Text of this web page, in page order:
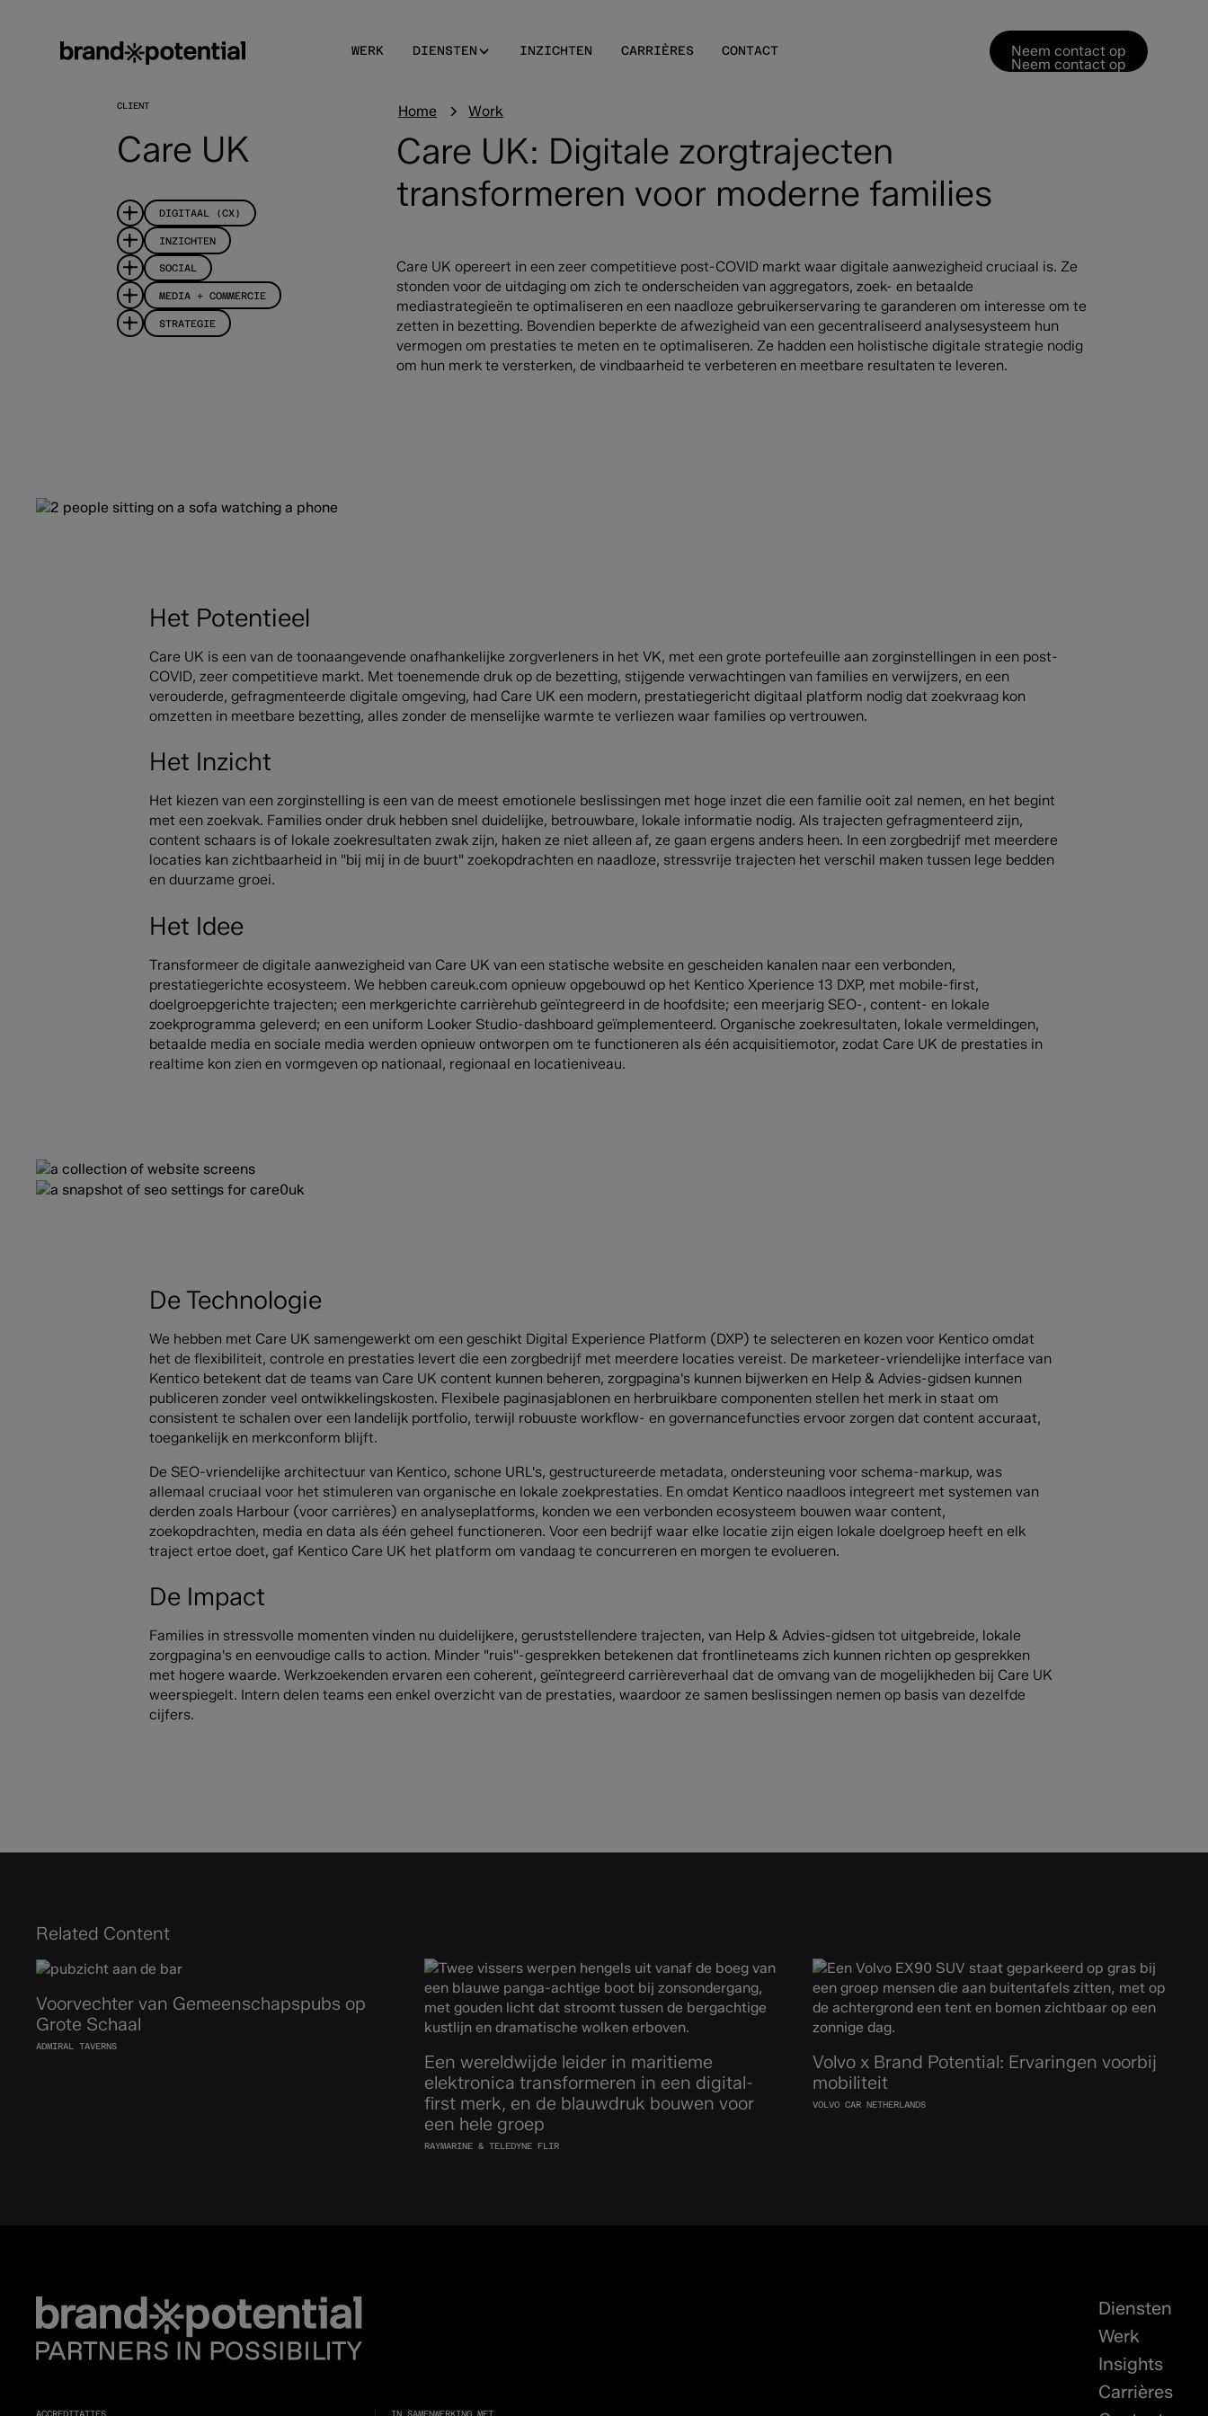
WERK DIENSTEN INZICHTEN CARRIÈRES CONTACT Neem contact op
Neem contact op
CLIENT
Care UK
DIGITAAL (CX)
INZICHTEN
SOCIAL
MEDIA + COMMERCIE
STRATEGIE
Home Work
Care UK: Digitale zorgtrajecten
transformeren voor moderne families
Care UK opereert in een zeer competitieve post-COVID markt waar digitale aanwezigheid cruciaal is. Ze
stonden voor de uitdaging om zich te onderscheiden van aggregators, zoek- en betaalde
mediastrategieën te optimaliseren en een naadloze gebruikerservaring te garanderen om interesse om te
zetten in bezetting. Bovendien beperkte de afwezigheid van een gecentraliseerd analysesysteem hun
vermogen om prestaties te meten en te optimaliseren. Ze hadden een holistische digitale strategie nodig
om hun merk te versterken, de vindbaarheid te verbeteren en meetbare resultaten te leveren.
Het Potentieel
Care UK is een van de toonaangevende onafhankelijke zorgverleners in het VK, met een grote portefeuille aan zorginstellingen in een post-
COVID, zeer competitieve markt. Met toenemende druk op de bezetting, stijgende verwachtingen van families en verwijzers, en een
verouderde, gefragmenteerde digitale omgeving, had Care UK een modern, prestatiegericht digitaal platform nodig dat zoekvraag kon
omzetten in meetbare bezetting, alles zonder de menselijke warmte te verliezen waar families op vertrouwen.
Het Inzicht
Het kiezen van een zorginstelling is een van de meest emotionele beslissingen met hoge inzet die een familie ooit zal nemen, en het begint
met een zoekvak. Families onder druk hebben snel duidelijke, betrouwbare, lokale informatie nodig. Als trajecten gefragmenteerd zijn,
content schaars is of lokale zoekresultaten zwak zijn, haken ze niet alleen af, ze gaan ergens anders heen. In een zorgbedrijf met meerdere
locaties kan zichtbaarheid in "bij mij in de buurt" zoekopdrachten en naadloze, stressvrije trajecten het verschil maken tussen lege bedden
en duurzame groei.
Het Idee
Transformeer de digitale aanwezigheid van Care UK van een statische website en gescheiden kanalen naar een verbonden,
prestatiegerichte ecosysteem. We hebben careuk.com opnieuw opgebouwd op het Kentico Xperience 13 DXP, met mobile-first,
doelgroepgerichte trajecten; een merkgerichte carrièrehub geïntegreerd in de hoofdsite; een meerjarig SEO-, content- en lokale
zoekprogramma geleverd; en een uniform Looker Studio-dashboard geïmplementeerd. Organische zoekresultaten, lokale vermeldingen,
betaalde media en sociale media werden opnieuw ontworpen om te functioneren als één acquisitiemotor, zodat Care UK de prestaties in
realtime kon zien en vormgeven op nationaal, regionaal en locatieniveau.
De Technologie
We hebben met Care UK samengewerkt om een geschikt Digital Experience Platform (DXP) te selecteren en kozen voor Kentico omdat
het de flexibiliteit, controle en prestaties levert die een zorgbedrijf met meerdere locaties vereist. De marketeer-vriendelijke interface van
Kentico betekent dat de teams van Care UK content kunnen beheren, zorgpagina's kunnen bijwerken en Help & Advies-gidsen kunnen
publiceren zonder veel ontwikkelingskosten. Flexibele paginasjablonen en herbruikbare componenten stellen het merk in staat om
consistent te schalen over een landelijk portfolio, terwijl robuuste workflow- en governancefuncties ervoor zorgen dat content accuraat,
toegankelijk en merkconform blijft.
De SEO-vriendelijke architectuur van Kentico, schone URL's, gestructureerde metadata, ondersteuning voor schema-markup, was
allemaal cruciaal voor het stimuleren van organische en lokale zoekprestaties. En omdat Kentico naadloos integreert met systemen van
derden zoals Harbour (voor carrières) en analyseplatforms, konden we een verbonden ecosysteem bouwen waar content,
zoekopdrachten, media en data als één geheel functioneren. Voor een bedrijf waar elke locatie zijn eigen lokale doelgroep heeft en elk
traject ertoe doet, gaf Kentico Care UK het platform om vandaag te concurreren en morgen te evolueren.
De Impact
Families in stressvolle momenten vinden nu duidelijkere, geruststellendere trajecten, van Help & Advies-gidsen tot uitgebreide, lokale
zorgpagina's en eenvoudige calls to action. Minder "ruis"-gesprekken betekenen dat frontlineteams zich kunnen richten op gesprekken
met hogere waarde. Werkzoekenden ervaren een coherent, geïntegreerd carrièreverhaal dat de omvang van de mogelijkheden bij Care UK
weerspiegelt. Intern delen teams een enkel overzicht van de prestaties, waardoor ze samen beslissingen nemen op basis van dezelfde
cijfers.
Related Content
Voorvechter van Gemeenschapspubs op
Grote Schaal
ADMIRAL TAVERNS
Een wereldwijde leider in maritieme
elektronica transformeren in een digital-
first merk, en de blauwdruk bouwen voor
een hele groep
RAYMARINE & TELEDYNE FLIR
Volvo x Brand Potential: Ervaringen voorbij
mobiliteit
VOLVO CAR NETHERLANDS
ACCREDITATIES IN SAMENWERKING MET
Diensten
Werk
Insights
Carrières